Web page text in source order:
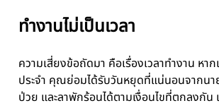
ทำงานไม่เป็นเวลา
ความเสี่ยงข้อถัดมา คือเรื่องเวลาทำงาน หา
ประจำ คุณย่อมได้รับวันหยุดที่แน่นอนจากนา
ป่วย และลาพักร้อนได้ตามเงื่อนไขที่ตกลงกัน